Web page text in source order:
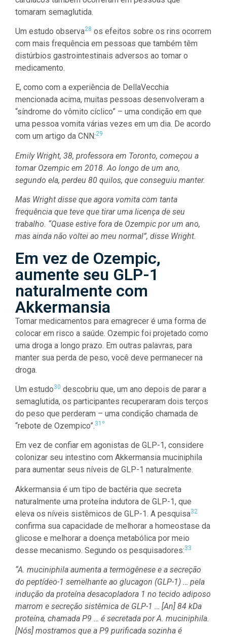
tomaram semaglutida.
Um estudo observa28 os efeitos sobre os rins ocorrem
com mais frequência em pessoas que também têm
distúrbios gastrointestinais adversos ao tomar o
medicamento.
E, como com a experiência de DellaVecchia
mencionada acima, muitas pessoas desenvolveram a
“síndrome do vômito cíclico” – uma condição em que
uma pessoa vomita várias vezes em um dia. De acordo
com um artigo da CNN:29
Emily Wright, 38, professora em Toronto, começou a
tomar Ozempic em 2018. Ao longo de um ano,
segundo ela, perdeu 80 quilos, que conseguiu manter.
Mas Wright disse que agora vomita com tanta
frequência que teve que tirar uma licença de seu
trabalho. “Quase estive fora de Ozempic por um ano,
mas ainda não voltei ao meu normal”, disse Wright.
Em vez de Ozempic,
aumente seu GLP-1
naturalmente com
Akkermansia
Tomar medicamentos para emagrecer é uma forma de
colocar em risco a saúde. Ozempic foi projetado como
uma droga a longo prazo. Em outras palavras, para
manter sua perda de peso, você deve permanecer na
droga.
Um estudo30 descobriu que, um ano depois de parar a
semaglutida, os participantes recuperaram dois terços
do peso que perderam – uma condição chamada de
“rebote de Ozempico”.31º
Em vez de confiar em agonistas de GLP-1, considere
colonizar seu intestino com Akkermansia muciniphila
para aumentar seus níveis de GLP-1 naturalmente.
Akkermansia é um tipo de bactéria que secreta
naturalmente uma proteína indutora de GLP-1, que
eleva os níveis sistêmicos de GLP-1. A pesquisa32
confirma sua capacidade de melhorar a homeostase da
glicose e melhorar a doença metabólica por meio
desse mecanismo. Segundo os pesquisadores:33
“A. muciniphila aumenta a termogênese e a secreção
do peptídeo-1 semelhante ao glucagon (GLP-1) … pela
indução da proteína desacopladora 1 no tecido adiposo
marrom e secreção sistêmica de GLP-1 … [An] 84 kDa
proteína, chamada P9 … é secretada por A. muciniphila.
[Nós] mostramos que a P9 purificada sozinha é